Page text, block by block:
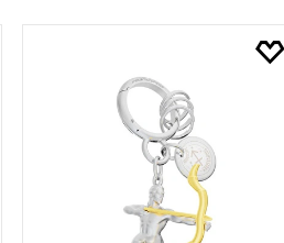
SEPETE EKLE